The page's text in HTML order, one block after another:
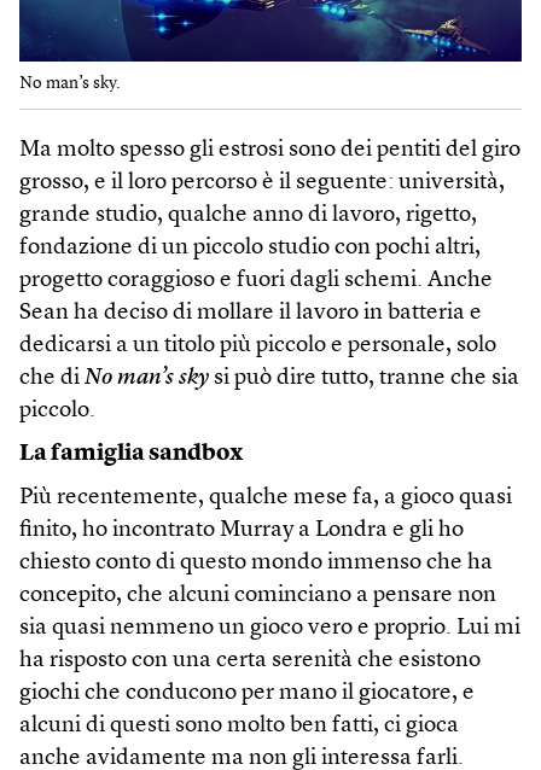
No man’s sky.
Ma molto spesso gli estrosi sono dei pentiti del giro
grosso, e il loro percorso è il seguente: università,
grande studio, qualche anno di lavoro, rigetto,
fondazione di un piccolo studio con pochi altri,
progetto coraggioso e fuori dagli schemi. Anche
Sean ha deciso di mollare il lavoro in batteria e
dedicarsi a un titolo più piccolo e personale, solo
che di No man’s sky si può dire tutto, tranne che sia
piccolo.
La famiglia sandbox
Più recentemente, qualche mese fa, a gioco quasi
finito, ho incontrato Murray a Londra e gli ho
chiesto conto di questo mondo immenso che ha
concepito, che alcuni cominciano a pensare non
sia quasi nemmeno un gioco vero e proprio. Lui mi
ha risposto con una certa serenità che esistono
giochi che conducono per mano il giocatore, e
alcuni di questi sono molto ben fatti, ci gioca
anche avidamente ma non gli interessa farli.